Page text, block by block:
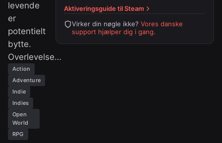
levende
er
potentielt
bytte.
Overlevelse…
Action
Adventure
Indie
Indies
Open
World
RPG
Aktiveringsguide tilSteam
Virker din nøgle ikke? Vores danske
support hjælper dig i gang.